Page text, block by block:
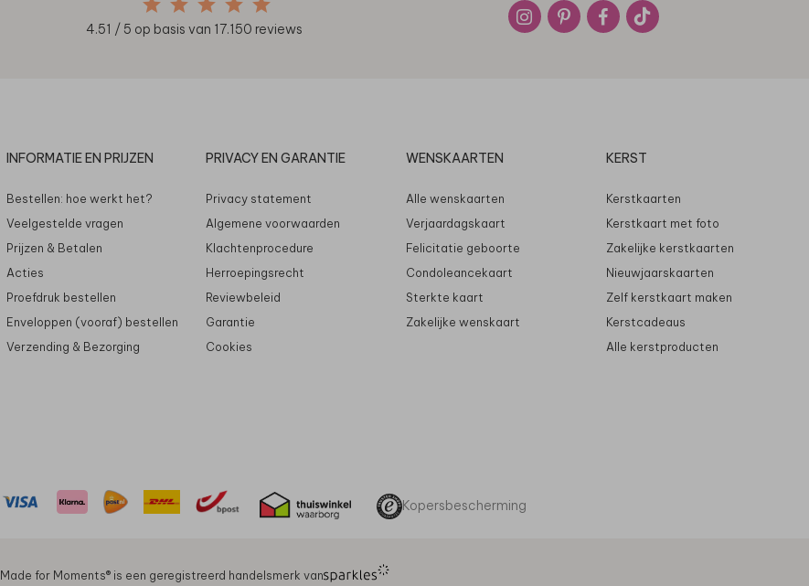
4.51 / 5 op basis van 17.150 reviews
INFORMATIE EN PRIJZEN
Bestellen: hoe werkt het?
Veelgestelde vragen
Prijzen & Betalen
Acties
Proefdruk bestellen
Enveloppen (vooraf) bestellen
Verzending & Bezorging
PRIVACY EN GARANTIE
Privacy statement
Algemene voorwaarden
Klachtenprocedure
Herroepingsrecht
Reviewbeleid
Garantie
Cookies
WENSKAARTEN
Alle wenskaarten
Verjaardagskaart
Felicitatie geboorte
Condoleancekaart
Sterkte kaart
Zakelijke wenskaart
KERST
Kerstkaarten
Kerstkaart met foto
Zakelijke kerstkaarten
Nieuwjaarskaarten
Zelf kerstkaart maken
Kerstcadeaus
Alle kerstproducten
Kopersbescherming
Made for Moments®️ is een geregistreerd handelsmerk van